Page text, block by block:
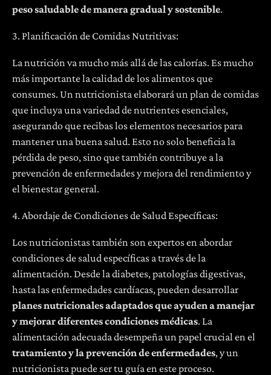
peso saludable de manera gradual y sostenible.
3. Planificación de Comidas Nutritivas:
La nutrición va mucho más allá de las calorías. Es mucho
más importante la calidad de los alimentos que
consumes. Un nutricionista elaborará un plan de comidas
que incluya una variedad de nutrientes esenciales,
asegurando que recibas los elementos necesarios para
mantener una buena salud. Esto no solo beneficia la
pérdida de peso, sino que también contribuye a la
prevención de enfermedades y mejora del rendimiento y
el bienestar general.
4. Abordaje de Condiciones de Salud Específicas:
Los nutricionistas también son expertos en abordar
condiciones de salud específicas a través de la
alimentación. Desde la diabetes, patologías digestivas,
hasta las enfermedades cardíacas, pueden desarrollar
planes nutricionales adaptados que ayuden a manejar
y mejorar diferentes condiciones médicas. La
alimentación adecuada desempeña un papel crucial en el
tratamiento y la prevención de enfermedades, y un
nutricionista puede ser tu guía en este proceso.